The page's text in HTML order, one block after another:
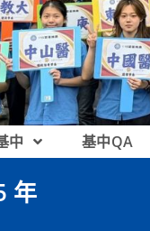
中 基中QA
年